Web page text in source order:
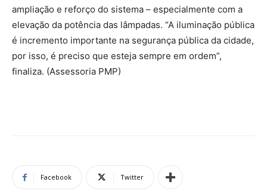
ampliação e reforço do sistema – especialmente com a
elevação da potência das lâmpadas. “A iluminação pública
é incremento importante na segurança pública da cidade,
por isso, é preciso que esteja sempre em ordem”,
finaliza. (Assessoria PMP)
Facebook Twitter